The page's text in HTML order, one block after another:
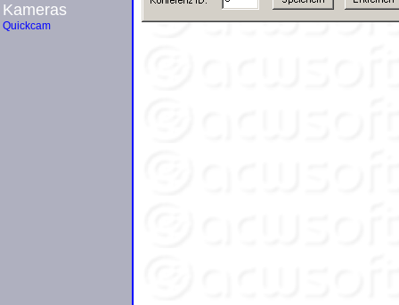
Kameras
Quickcam